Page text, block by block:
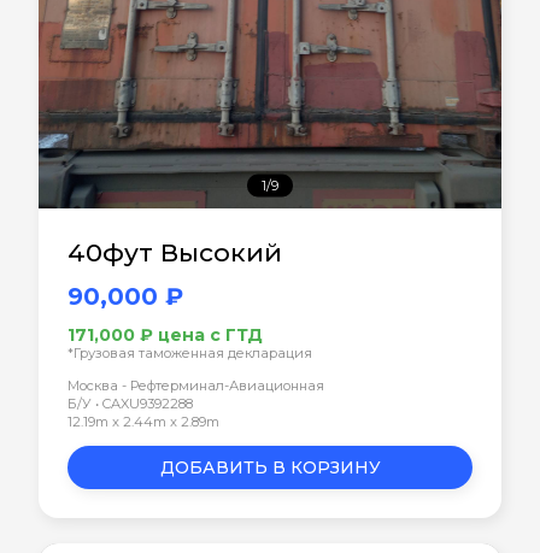
1/9
40фут Высокий
90,000 ₽
171,000 ₽ цена с ГТД
*Грузовая таможенная декларация
Москва - Рефтерминал-Авиационная
Б/У • CAXU9392288
12.19m x 2.44m x 2.89m
ДОБАВИТЬ В КОРЗИНУ